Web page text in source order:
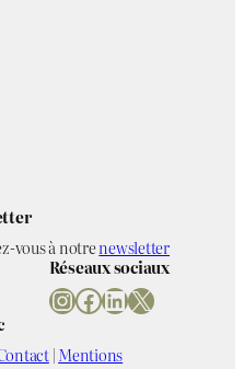
vous à notrenewsletter
Réseaux sociaux
InstagramFacebook LinkedIn X
|Mentions